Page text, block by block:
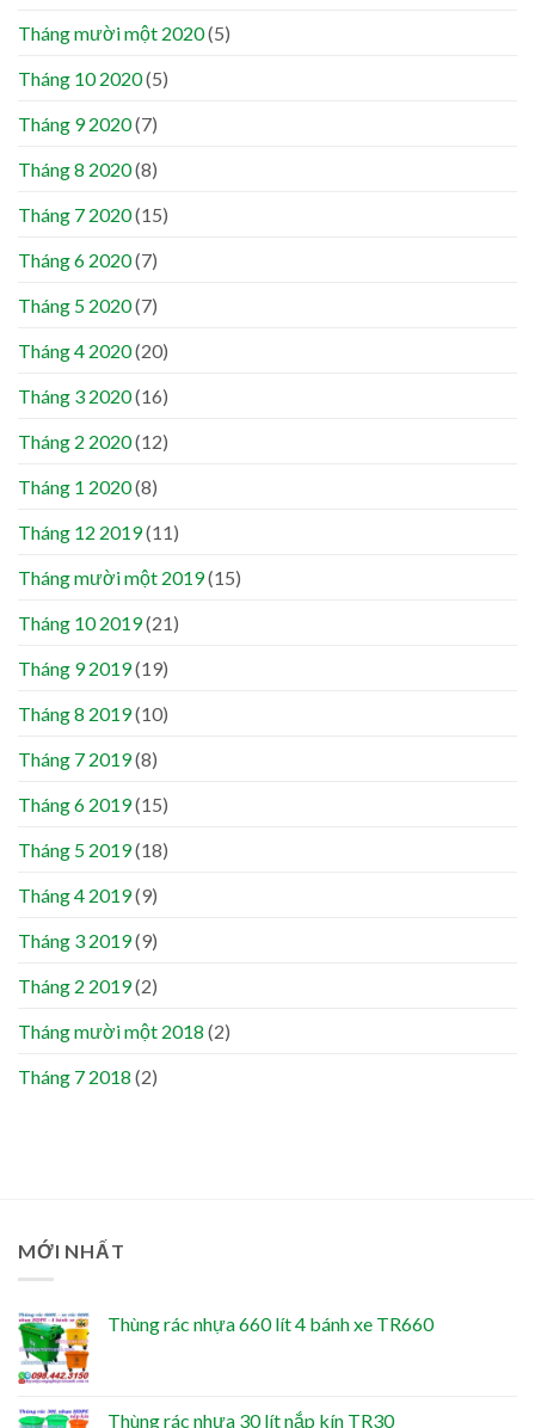
Tháng mười một 2020(5)
Tháng 10 2020(5)
Tháng 9 2020(7)
Tháng 8 2020(8)
Tháng 7 2020(15)
Tháng 6 2020(7)
Tháng 5 2020(7)
Tháng 4 2020(20)
Tháng 3 2020(16)
Tháng 2 2020(12)
Tháng 1 2020(8)
Tháng 12 2019(11)
Tháng mười một 2019(15)
Tháng 10 2019(21)
Tháng 9 2019(19)
Tháng 8 2019(10)
Tháng 7 2019(8)
Tháng 6 2019(15)
Tháng 5 2019(18)
Tháng 4 2019(9)
Tháng 3 2019(9)
Tháng 2 2019(2)
Tháng mười một 2018 (2)
Tháng 7 2018 (2)
MỚI NHẤT
Thùng rác nhựa 660 lít 4 bánh xe TR660
Thùng rác nhựa 30 lít nắp kín TR30